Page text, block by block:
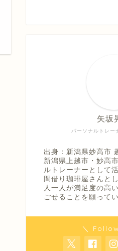
パーソナルトレー
矢坂
出身：新潟県妙高市
新潟県上越市・妙高
ルトレーナーとして
間借り珈琲屋さんと
人一人が満足度の高
ごせることを願ってい
＼